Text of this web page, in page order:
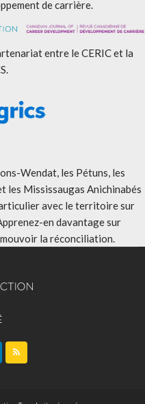
de carrière.
entre le CERIC et la
Wendat, les Pétuns, les
les Mississaugas Anichinabés
avec le territoire sur
en davantage sur
la réconciliation.
CONTACT